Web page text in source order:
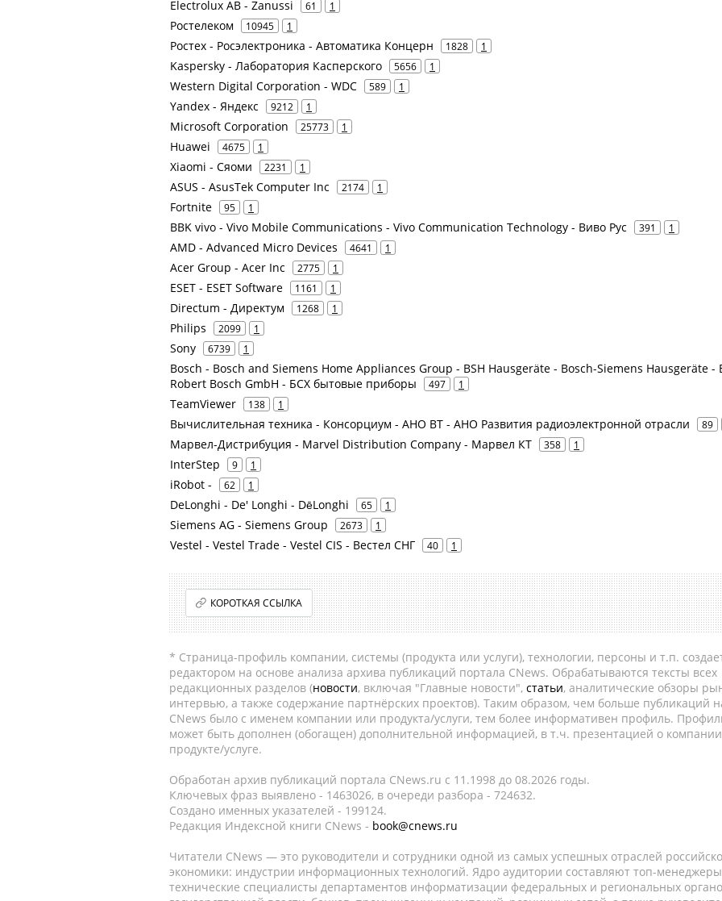
Electrolux AB - Zanussi 61 1
Ростелеком 10945 1
Ростех - Росэлектроника - Автоматика Концерн 1828 1
Kaspersky - Лаборатория Касперского 5656 1
Western Digital Corporation - WDC 589 1
Yandex - Яндекс 9212 1
Microsoft Corporation 25773 1
Huawei 4675 1
Xiaomi - Сяоми 2231 1
ASUS - AsusTek Computer Inc 2174 1
Fortnite 95 1
BBK vivo - Vivo Mobile Communications - Vivo Communication Technology - Виво Рус 391 1
AMD - Advanced Micro Devices 4641 1
Acer Group - Acer Inc 2775 1
ESET - ESET Software 1161 1
Directum - Директум 1268 1
Philips 2099 1
Sony 6739 1
Bosch - Bosch and Siemens Home Appliances Group - BSH Hausgeräte - Bosch-Siemens Hausgeräte -
Robert Bosch GmbH - БСХ бытовые приборы
497 1
TeamViewer 138 1
Вычислительная техника - Консорциум - АНО ВТ - АНО Развития радиоэлектронной отрасли 89
Марвел-Дистрибуция - Marvel Distribution Company - Марвел КТ 358 1
InterStep 9 1
iRobot - 62 1
DeLonghi - De' Longhi - DēLonghi 65 1
Siemens AG - Siemens Group 2673 1
Vestel - Vestel Trade - Vestel CIS - Вестел СНГ 40 1
КОРОТКАЯ ССЫЛКА
* Страница-профиль компании, системы (продукта или услуги), технологии, персоны и т.п.
редактором на основе анализа архива публикаций портала CNews. Обрабатываются тексты всех
редакционных разделов (новости, включая "Главные новости", статьи, аналитические обзоры
интервью, а также содержание партнёрских проектов). Таким образом, чем больше публикаций
CNews было с именем компании или продукта/услуги, тем более информативен профиль.
может быть дополнен (обогащен) дополнительной информацией, в т.ч. презентацией о
продукте/услуге.
Обработан архив публикаций портала CNews.ru c 11.1998 до 08.2026 годы.
Ключевых фраз выявлено - 1463026, в очереди разбора - 724632.
Создано именных указателей - 199124.
Редакция Индексной книги CNews - book@cnews.ru
Читатели CNews — это руководители и сотрудники одной из самых успешных отраслей
экономики: индустрии информационных технологий. Ядро аудитории составляют топ-
технические специалисты департаментов информатизации федеральных и региональных